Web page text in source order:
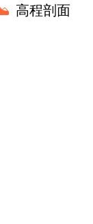
高程剖面